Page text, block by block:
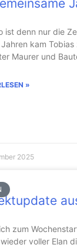
ist denn nur die
kam Tobias
Maurer und
»
2025
zum
voller Elan